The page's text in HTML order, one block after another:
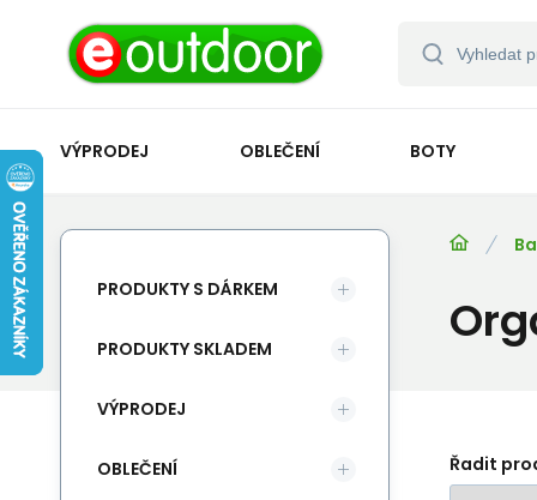
VÝPRODEJ OBLEČENÍ BOTY
Řadit
PRODUKTY S DÁRKEM
PRODUKTY SKLADEM
VÝPRODEJ
OBLEČENÍ